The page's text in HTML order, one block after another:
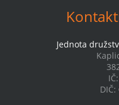
Jednota
IČ:
DIČ: